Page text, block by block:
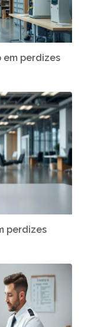
perdizes
perdizes